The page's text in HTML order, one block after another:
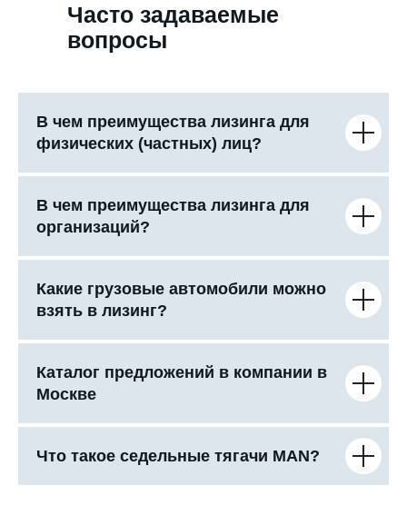
Часто задаваемые
вопросы
В чем преимущества лизинга для
физических (частных) лиц?
В чем преимущества лизинга для
организаций?
Какие грузовые автомобили можно
взять в лизинг?
Каталог предложений в компании в
Москве
Что такое седельные тягачи MAN?